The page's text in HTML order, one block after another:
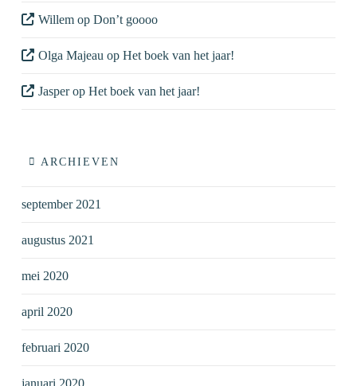
Willemop Don’t goooo
Olga Majeau op Het boek van het jaar!
Jasperop Het boek van het jaar!
ARCHIEVEN
september 2021
augustus 2021
mei 2020
april 2020
februari 2020